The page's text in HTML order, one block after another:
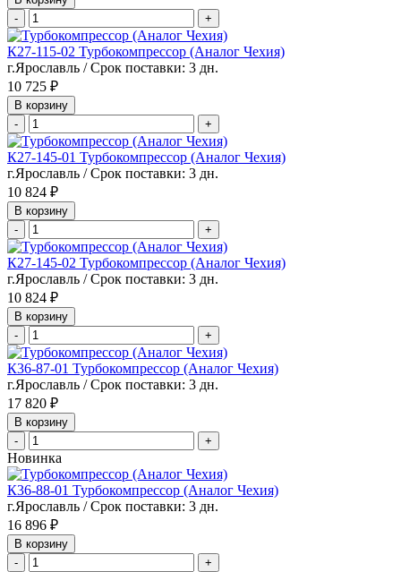
-
+
К27-115-02 Турбокомпрессор (Аналог Чехия)
г.Ярославль / Срок поставки: 3 дн.
10 725 ₽
В корзину
-
+
К27-145-01 Турбокомпрессор (Аналог Чехия)
г.Ярославль / Срок поставки: 3 дн.
10 824 ₽
В корзину
-
+
К27-145-02 Турбокомпрессор (Аналог Чехия)
г.Ярославль / Срок поставки: 3 дн.
10 824 ₽
В корзину
-
+
К36-87-01 Турбокомпрессор (Аналог Чехия)
г.Ярославль / Срок поставки: 3 дн.
17 820 ₽
В корзину
-
+
Новинка
К36-88-01 Турбокомпрессор (Аналог Чехия)
г.Ярославль / Срок поставки: 3 дн.
16 896 ₽
В корзину
-
+